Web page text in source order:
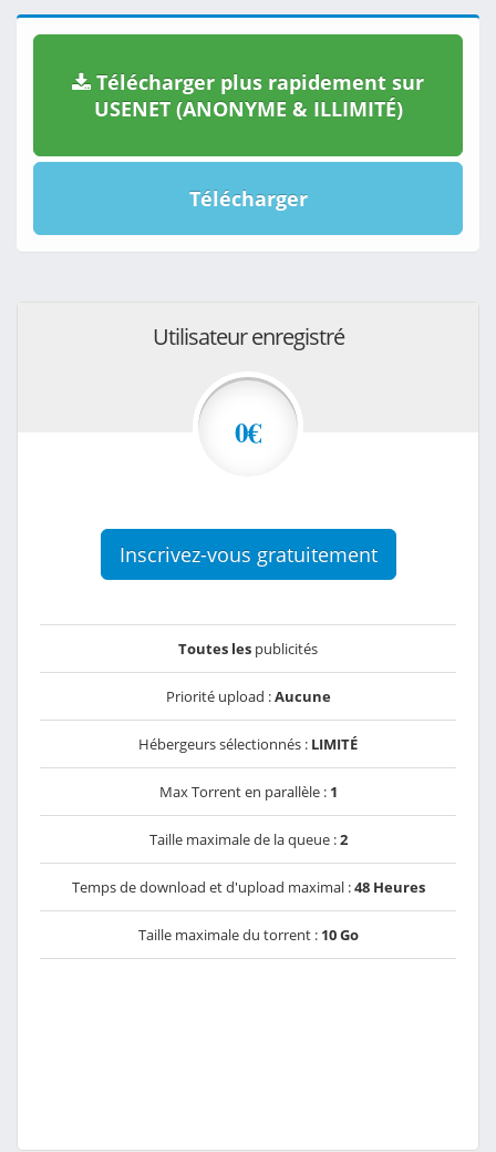
Télécharger plus rapidement sur
USENET (ANONYME & ILLIMITÉ)
Télécharger
Utilisateur enregistré
0€
Inscrivez-vous gratuitement
Toutes les publicités
Priorité upload :Aucune
Hébergeurs sélectionnés : LIMITÉ
Max Torrent en parallèle : 1
Taille maximale de la queue :2
Temps de download et d'upload maximal :48 Heures
Taille maximale du torrent : 10 Go